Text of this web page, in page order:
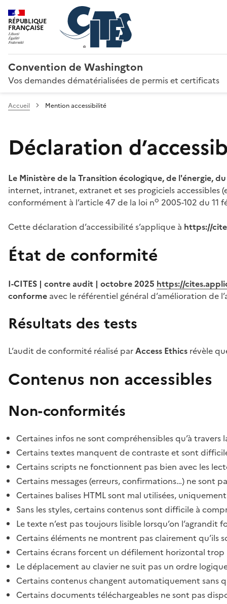
RÉPUBLIQUE
FRANÇAISE
Convention de Washington
Vos demandes dématérialisées de permis et certificats
Accueil Mention accessibilité
Déclaration
Le Ministère de la Transition écologique, de l'énergie,
internet, intranet, extranet et ses progiciels
conformément à l’article 47 de la loi no 2005-102 du 11
Cette déclaration d’accessibilité s’applique à https://
État de conformité
I-CITES | contre audit | octobre 2025 https://
conforme avec le référentiel général d’amélioration de
Résultats des tests
L’audit de conformité réalisé parAccess Ethics révèle
Contenus non accessibles
Non-conformités
Certaines infos ne sont compréhensibles qu’à travers
Certains textes manquent de contraste et sont
Certains scripts ne fonctionnent pas bien avec les
Certains messages (erreurs, confirmations…) ne sont
Certaines balises HTML sont mal utilisées,
Sans les styles, certains contenus sont difficile à
Le texte n’est pas toujours lisible lorsqu’on l’agrandit
Certains éléments ne montrent pas clairement qu’ils
Certains écrans forcent un défilement horizontal
Le déplacement au clavier ne suit pas un ordre
Certains contenus changent automatiquement sans
Certains documents téléchargeables ne sont pas